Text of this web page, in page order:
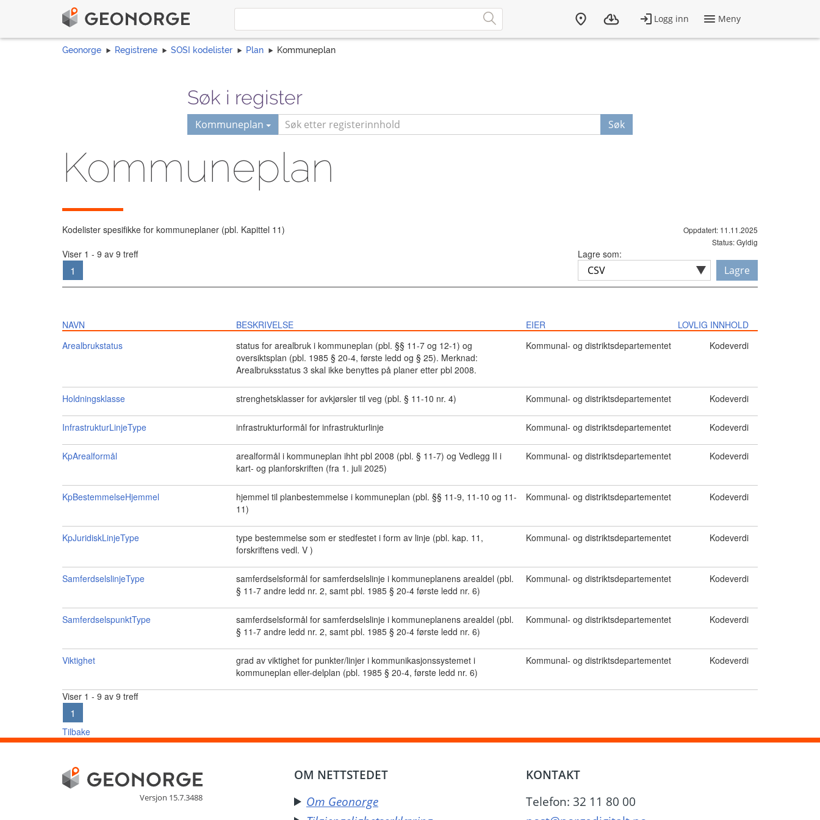
Geonorge Registrene SOSI kodelister Plan Kommuneplan
Søk i register
Kommuneplan Søk
Kommuneplan
Kodelister spesifikke for kommuneplaner (pbl. Kapittel 11)
Oppdatert: 11.11.2025
Status: Gyldig
Viser 1 - 9 av 9 treff
1
Lagre som:
Lagre
NAVN BESKRIVELSE EIER
LOVLIG INNHOLD
Arealbrukstatus
status for arealbruk i kommuneplan (pbl. §§ 11-7 og 12-1) og
oversiktsplan (pbl. 1985 § 20-4, første ledd og § 25). Merknad:
Arealbruksstatus 3 skal ikke benyttes på planer etter pbl 2008.
Kommunal- og distriktsdepartementet Kodeverdi
Holdningsklasse strenghetsklasser for avkjørsler til veg (pbl. § 11-10 nr. 4) Kommunal- og distriktsdepartementet Kodeverdi
InfrastrukturLinjeType infrastrukturformål for infrastrukturlinje Kommunal- og distriktsdepartementet Kodeverdi
KpArealformål
arealformål i kommuneplan ihht pbl 2008 (pbl. § 11-7) og Vedlegg II i
kart- og planforskriften (fra 1. juli 2025)
Kommunal- og distriktsdepartementet Kodeverdi
KpBestemmelseHjemmel
hjemmel til planbestemmelse i kommuneplan (pbl. §§ 11-9, 11-10 og 11-
11)
Kommunal- og distriktsdepartementet Kodeverdi
KpJuridiskLinjeType
type bestemmelse som er stedfestet i form av linje (pbl. kap. 11,
forskriftens vedl. V )
Kommunal- og distriktsdepartementet Kodeverdi
SamferdselslinjeType
samferdselsformål for samferdselslinje i kommuneplanens arealdel (pbl.
§ 11-7 andre ledd nr. 2, samt pbl. 1985 § 20-4 første ledd nr. 6)
Kommunal- og distriktsdepartementet Kodeverdi
SamferdselspunktType
samferdselsformål for samferdselslinje i kommuneplanens arealdel (pbl.
§ 11-7 andre ledd nr. 2, samt pbl. 1985 § 20-4 første ledd nr. 6)
Kommunal- og distriktsdepartementet Kodeverdi
Viktighet
grad av viktighet for punkter/linjer i kommunikasjonssystemet i
kommuneplan eller-delplan (pbl. 1985 § 20-4, første ledd nr. 6)
Kommunal- og distriktsdepartementet Kodeverdi
Viser 1 - 9 av 9 treff
1
Tilbake